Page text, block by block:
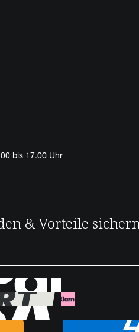
bis 17.00 Uhr
& Vorteile